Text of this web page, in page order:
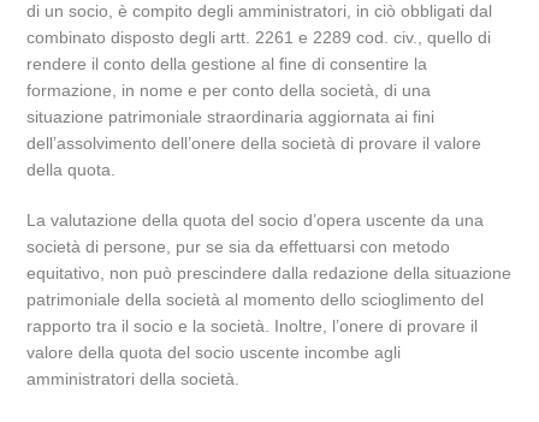
di un socio, è compito degli amministratori, in ciò obbligati dal
combinato disposto degli artt. 2261 e 2289 cod. civ., quello di
rendere il conto della gestione al fine di consentire la
formazione, in nome e per conto della società, di una
situazione patrimoniale straordinaria aggiornata ai fini
dell’assolvimento dell’onere della società di provare il valore
della quota.
La valutazione della quota del socio d’opera uscente da una
società di persone, pur se sia da effettuarsi con metodo
equitativo, non può prescindere dalla redazione della situazione
patrimoniale della società al momento dello scioglimento del
rapporto tra il socio e la società. Inoltre, l’onere di provare il
valore della quota del socio uscente incombe agli
amministratori della società.